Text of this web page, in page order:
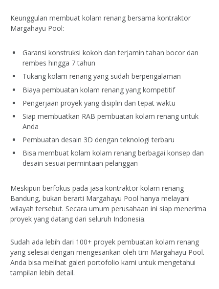
Keunggulan membuat kolam renang bersama kontraktor
Margahayu Pool:
Garansi konstruksi kokoh dan terjamin tahan bocor dan
rembes hingga 7 tahun
Tukang kolam renang yang sudah berpengalaman
Biaya pembuatan kolam renang yang kompetitif
Pengerjaan proyek yang disiplin dan tepat waktu
Siap membuatkan RAB pembuatan kolam renang untuk
Anda
Pembuatan desain 3D dengan teknologi terbaru
Bisa membuat kolam kolam renang berbagai konsep dan
desain sesuai permintaan pelanggan
Meskipun berfokus pada jasa kontraktor kolam renang
Bandung, bukan berarti Margahayu Pool hanya melayani
wilayah tersebut. Secara umum perusahaan ini siap menerima
proyek yang datang dari seluruh Indonesia.
Sudah ada lebih dari 100+ proyek pembuatan kolam renang
yang selesai dengan mengesankan oleh tim Margahayu Pool.
Anda bisa melihat galeri portofolio kami untuk mengetahui
tampilan lebih detail.